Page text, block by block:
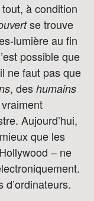
à condition
se trouve
lumière au fin
possible que
ne faut pas que
, des humains
vraiment
Aujourd’hui,
que les
– ne